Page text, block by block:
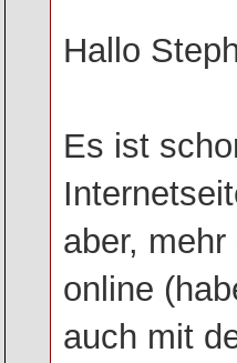
Hallo
Es ist
aber,
online
auch mit